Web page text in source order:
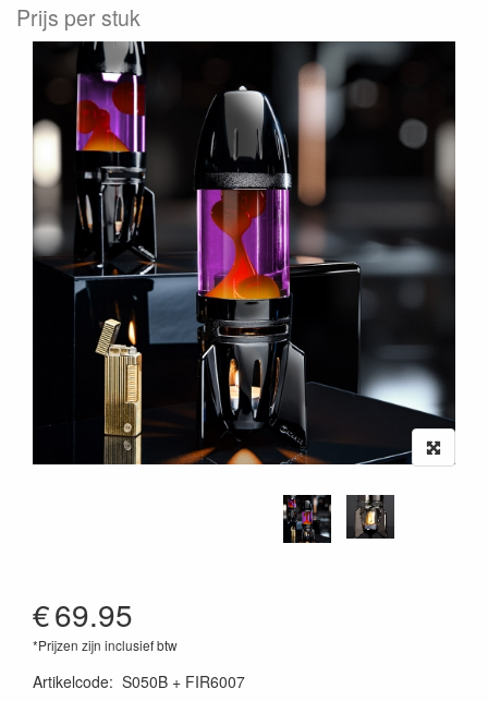
Prijs per stuk
€69.95
*Prijzen zijn inclusief btw
Artikelcode: S050B + FIR6007